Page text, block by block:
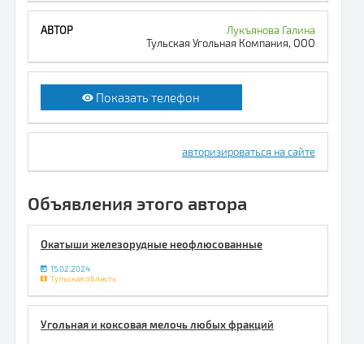
Лукъянова Галина
Тульская Угольная Компания, ООО
Показать телефон
авторизироваться на сайте
Объявления этого автора
Окатыши железорудные неофлюсованные
15.02.2024
Тульская область
Угольная и коксовая мелочь любых фракций